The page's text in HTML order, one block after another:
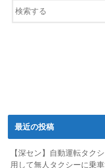
最近の投稿
【深セン】自動運転タク
用して無人タクシーに乗